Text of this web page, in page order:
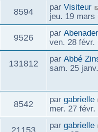
g
e
m
e
s
s
a
g
e
i
e
r
m
e
s
s
a
8594V
e
s
D
e
r
n
i
e
r
m
s
s
a
g
e
par Visiteur
jeu. 19 mars
9526V
s
D
e
r
n
i
m
e
s
s
par Abenader
ven. 28 févr.
131812
s
D
e
e
r
m
par Abbé
sam. 25
8542
D
e
r
n
par gabrielle
mer. 27 févr.
21153V
D
par gabrielle